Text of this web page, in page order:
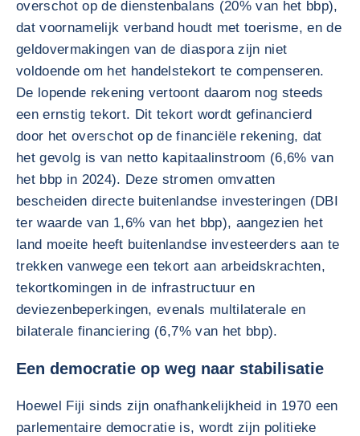
overschot op de dienstenbalans (20% van het bbp),
dat voornamelijk verband houdt met toerisme, en de
geldovermakingen van de diaspora zijn niet
voldoende om het handelstekort te compenseren.
De lopende rekening vertoont daarom nog steeds
een ernstig tekort. Dit tekort wordt gefinancierd
door het overschot op de financiële rekening, dat
het gevolg is van netto kapitaalinstroom (6,6% van
het bbp in 2024). Deze stromen omvatten
bescheiden directe buitenlandse investeringen (DBI
ter waarde van 1,6% van het bbp), aangezien het
land moeite heeft buitenlandse investeerders aan te
trekken vanwege een tekort aan arbeidskrachten,
tekortkomingen in de infrastructuur en
deviezenbeperkingen, evenals multilaterale en
bilaterale financiering (6,7% van het bbp).
Een democratie op weg naar stabilisatie
Hoewel Fiji sinds zijn onafhankelijkheid in 1970 een
parlementaire democratie is, wordt zijn politieke